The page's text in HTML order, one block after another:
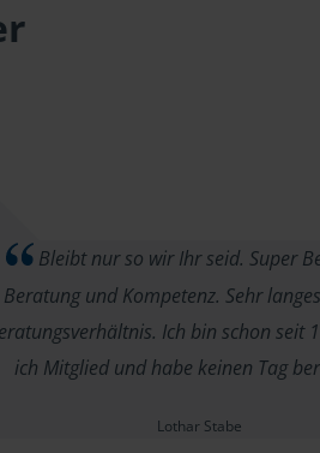
Bleibt nur so wir Ihr seid. Super
Beratung und Kompetenz. Sehr
Ich bin schon seit
ich Mitglied und habe keinen Tag
Lothar Stabe